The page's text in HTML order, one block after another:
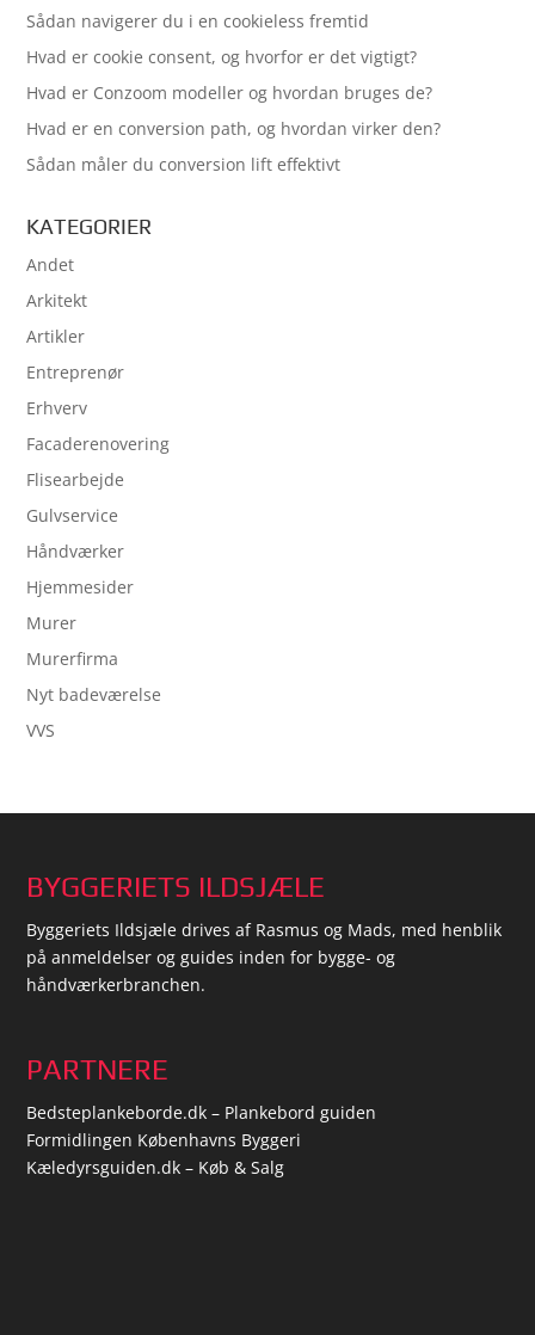
Sådan navigerer du i en cookieless fremtid
Hvad er cookie consent, og hvorfor er det vigtigt?
Hvad er Conzoom modeller og hvordan bruges de?
Hvad er en conversion path, og hvordan virker den?
Sådan måler du conversion lift effektivt
KATEGORIER
Andet
Arkitekt
Artikler
Entreprenør
Erhverv
Facaderenovering
Flisearbejde
Gulvservice
Håndværker
Hjemmesider
Murer
Murerfirma
Nyt badeværelse
VVS
BYGGERIETS ILDSJÆLE
Byggeriets Ildsjæle drives af Rasmus og Mads, med henblik
på anmeldelser og guides inden for bygge- og
håndværkerbranchen.
PARTNERE
Bedsteplankeborde.dk – Plankebord guiden
Formidlingen Københavns Byggeri
Kæledyrsguiden.dk – Køb & Salg